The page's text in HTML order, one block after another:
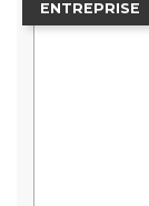
ENTREPRISE